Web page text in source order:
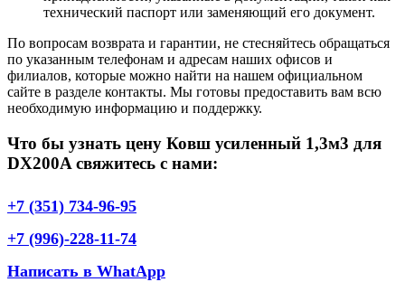
технический паспорт или заменяющий его документ.
По вопросам возврата и гарантии, не стесняйтесь обращаться
по указанным телефонам и адресам наших офисов и
филиалов, которые можно найти на нашем официальном
сайте в разделе контакты. Мы готовы предоставить вам всю
необходимую информацию и поддержку.
Что бы узнать цену Ковш усиленный 1,3м3 для
DX200A свяжитесь с нами:
+7 (351) 734-96-95
+7 (996)-228-11-74
Написать в WhatApp